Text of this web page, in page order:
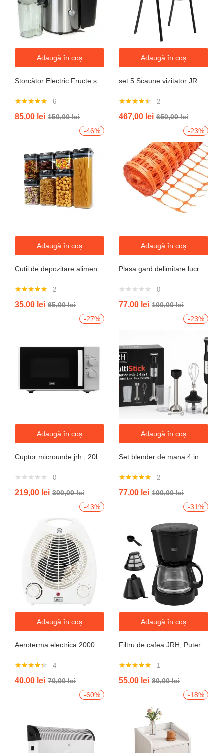
Adaugă în coș
5.00din 5
6
85,00 lei 150,00lei
Adaugă în coș
4.50din 5
2
467,00 lei 650,00lei
-46%
Adaugă în coș
5.00din 5
2
35,00 lei 65,00lei
-23%
Adaugă în coș
0
77,00 lei 100,00lei
-27%
Adaugă în coș
0
219,00 lei 300,00lei
-23%
Adaugă în coș
5.00din 5
2
77,00 lei 100,00lei
-43%
Adaugă în coș
4.25din 5
4
40,00 lei 70,00lei
-31%
Adaugă în coș
5.00din 5
1
55,00 lei 80,00lei
-60%
-18%